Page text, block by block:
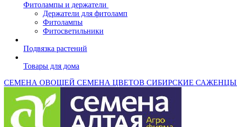
Фитолампы и держатели
Держатели для фитоламп
Фитолампы
Фитосветильники
Подвязка растений
Товары для дома
СЕМЕНА ОВОЩЕЙ СЕМЕНА ЦВЕТОВ СИБИРСКИЕ САЖЕНЦЫ